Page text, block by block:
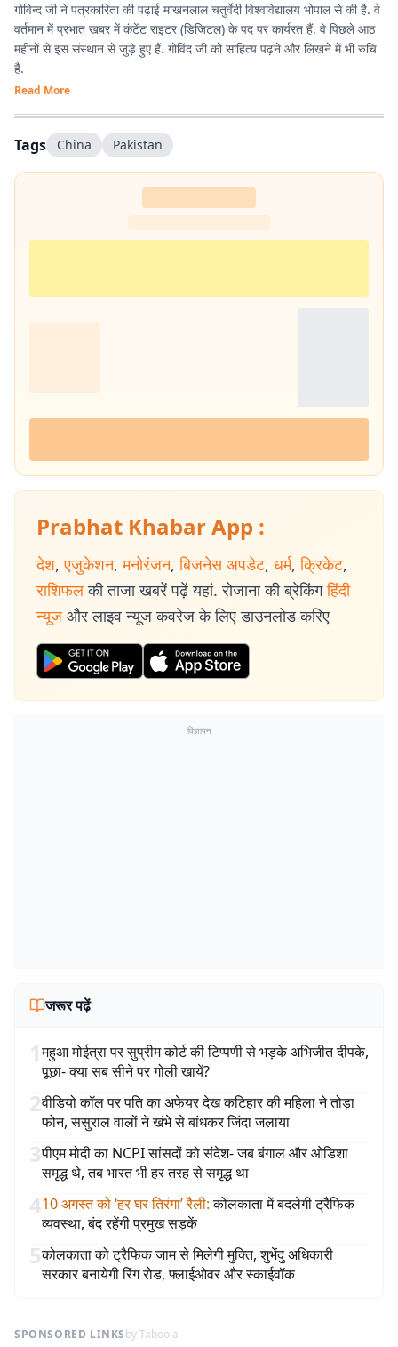
गोविन्द जी ने पत्रकारिता की पढ़ाई माखनलाल चतुर्वेदी विश्वविद्यालय भोपाल से की है. वे
वर्तमान में प्रभात खबर में कंटेंट राइटर (डिजिटल) के पद पर कार्यरत हैं. वे पिछले आठ
महीनों से इस संस्थान से जुड़े हुए हैं. गोविंद जी को साहित्य पढ़ने और लिखने में भी रुचि
है.
Read More
Tags China Pakistan
Prabhat Khabar App :
देश, एजुकेशन, मनोरंजन, बिजनेस अपडेट, धर्म, क्रिकेट,
राशिफल की ताजा खबरें पढ़ें यहां. रोजाना की ब्रेकिंग हिंदी
न्यूज और लाइव न्यूज कवरेज के लिए डाउनलोड करिए
विज्ञापन
जरूर पढ़ें
1महुआ मोईत्रा पर सुप्रीम कोर्ट की टिप्पणी से भड़के अभिजीत दीपके,
पूछा- क्या सब सीने पर गोली खायें?
2वीडियो कॉल पर पति का अफेयर देख कटिहार की महिला ने तोड़ा
फोन, ससुराल वालों ने खंभे से बांधकर जिंदा जलाया
3पीएम मोदी का NCPI सांसदों को संदेश- जब बंगाल और ओडिशा
समृद्ध थे, तब भारत भी हर तरह से समृद्ध था
410 अगस्त को ‘हर घर तिरंगा’ रैली: कोलकाता में बदलेगी ट्रैफिक
व्यवस्था, बंद रहेंगी प्रमुख सड़कें
5कोलकाता को ट्रैफिक जाम से मिलेगी मुक्ति, शुभेंदु अधिकारी
सरकार बनायेगी रिंग रोड, फ्लाईओवर और स्काईवॉक
SPONSORED LINKSby Taboola